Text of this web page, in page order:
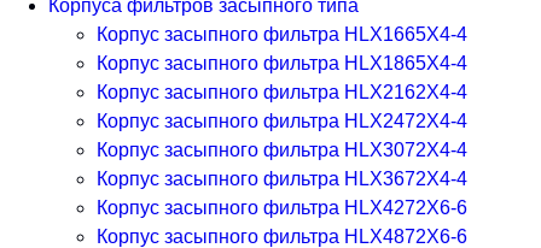
Корпуса фильтров засыпного типа
Корпус засыпного фильтра HLX1665X4-4
Корпус засыпного фильтра HLX1865X4-4
Корпус засыпного фильтра HLX2162X4-4
Корпус засыпного фильтра HLX2472X4-4
Корпус засыпного фильтра HLX3072X4-4
Корпус засыпного фильтра HLX3672X4-4
Корпус засыпного фильтра HLX4272X6-6
Корпус засыпного фильтра HLX4872X6-6